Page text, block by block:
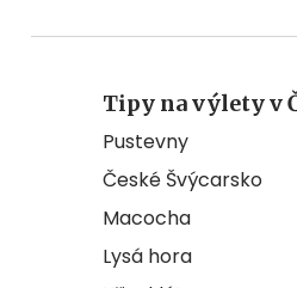
Tipy na výlety v
Pustevny
České Švýcarsko
Macocha
Lysá hora